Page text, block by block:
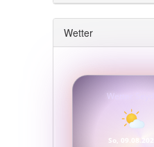
Wetter
Wetter Seyda
So, 09.08.2026